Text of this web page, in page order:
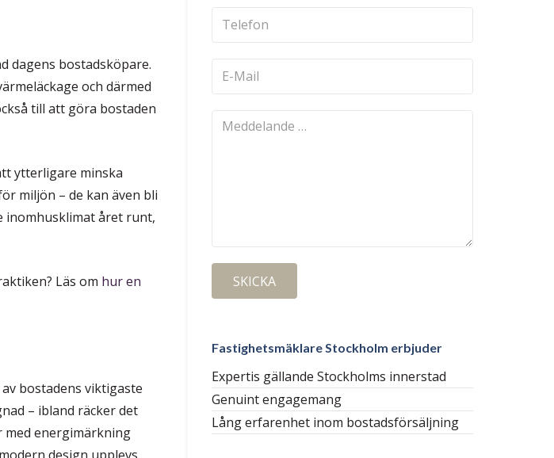
dagens bostadsköpare.
och därmed
till att göra bostaden
ytterligare minska
miljön – de kan även bli
inomhusklimat året runt,
Läs om hur en
bostadens viktigaste
– ibland räcker det
med energimärkning
Fastighetsmäklare Stockholm erbjuder
Expertis gällande Stockholms innerstad
Genuint engagemang
Lång erfarenhet inom bostadsförsäljning